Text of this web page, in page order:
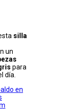
silla
un
para
día.